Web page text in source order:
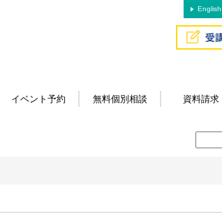
English
イベント予約 無料個別相談 資料請求